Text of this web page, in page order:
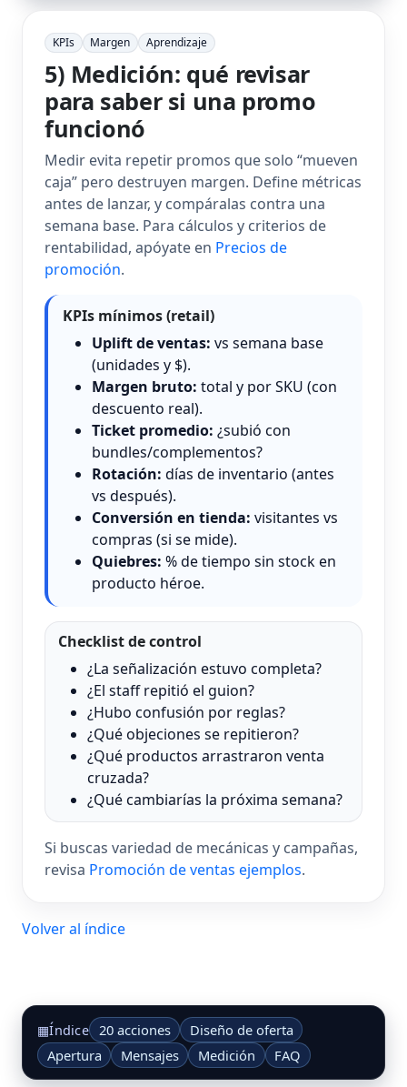
KPIs Margen Aprendizaje
5) Medición: qué revisar
para saber si una promo
funcionó
Medir evita repetir promos que solo “mueven
caja” pero destruyen margen. Define métricas
antes de lanzar, y compáralas contra una
semana base. Para cálculos y criterios de
rentabilidad, apóyate en Precios de
promoción.
KPIs mínimos (retail)
Uplift de ventas: vs semana base
(unidades y $).
Margen bruto: total y por SKU (con
descuento real).
Ticket promedio: ¿subió con
bundles/complementos?
Rotación: días de inventario (antes
vs después).
Conversión en tienda: visitantes vs
compras (si se mide).
Quiebres: % de tiempo sin stock en
producto héroe.
Checklist de control
¿La señalización estuvo completa?
¿El staff repitió el guion?
¿Hubo confusión por reglas?
¿Qué objeciones se repitieron?
¿Qué productos arrastraron venta
cruzada?
¿Qué cambiarías la próxima semana?
Si buscas variedad de mecánicas y campañas,
revisa Promoción de ventas ejemplos.
Volver al índice
▦Índice 20 acciones
Diseño de oferta
Apertura
Mensajes Medición FAQ